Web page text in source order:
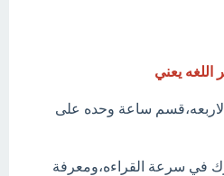
اللغه يعني
ساعة وحده على
في سرعة القراءه،ومعرفة